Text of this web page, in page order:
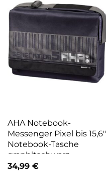
AHA Notebook-
Messenger Pixel bis 15,6″
Notebook-Tasche
graphitschwarz
34,99 €